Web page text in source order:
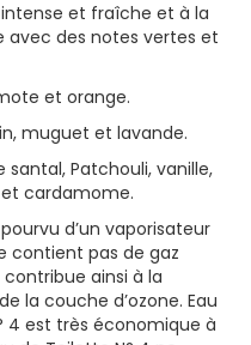
et fraîche et à la
avec des notes vertes et
et orange.
muguet et lavande.
santal, Patchouli, vanille,
cardamome.
d’un vaporisateur
contient pas de gaz
ainsi à la
la couche d’ozone. Eau
4 est très économique à